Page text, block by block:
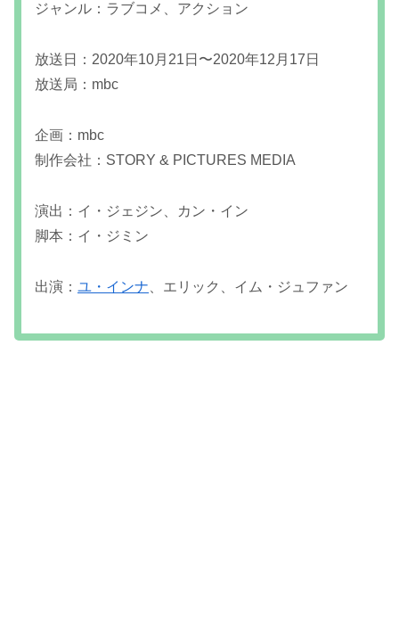
ジャンル：ラブコメ、アクション
放送日：2020年10月21日〜2020年12月17日
放送局：mbc
企画：mbc
制作会社：STORY & PICTURES MEDIA
演出：イ・ジェジン、カン・イン
脚本：イ・ジミン
出演： ユ・インナ 、エリック、イム・ジュファン